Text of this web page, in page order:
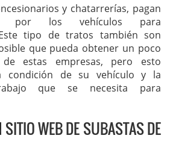
y chatarrerías, pagan
por los vehículos para
tipo de tratos también son
que pueda obtener un poco
estas empresas, pero esto
condición de su vehículo y la
que se necesita para
WEB DE SUBASTAS DE